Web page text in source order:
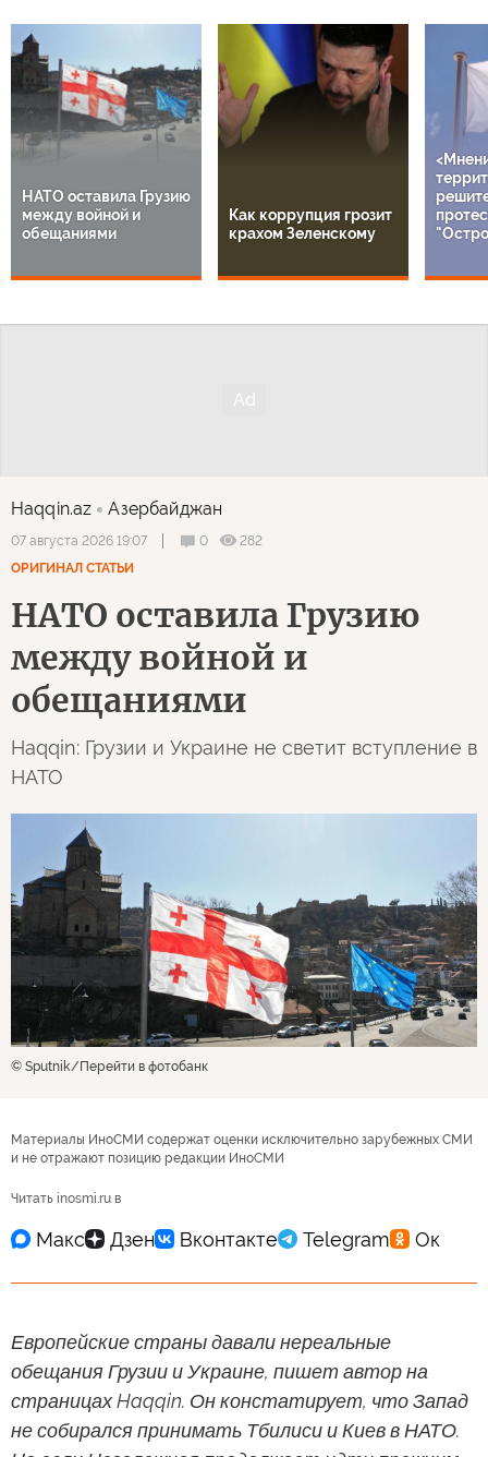
НАТО оставила Грузию
между войной и
обещаниями
Как коррупция грозит
крахом Зеленскому
Haqqin.az Азербайджан
07 августа 2026 19:07 0
282
ОРИГИНАЛ СТАТЬИ
НАТО оставила Грузию
между войной и
обещаниями
Haqqin: Грузии и Украине не светит вступление в
НАТО
© Sputnik Перейти в фотобанк
Материалы ИноСМИ содержат оценки исключительно зарубежных СМИ
и не отражают позицию редакции ИноСМИ
Читать inosmi.ru в
Европейские страны давали нереальные
обещания Грузии и Украине, пишет автор на
страницах Haqqin. Он констатирует, что Запад
не собирался принимать Тбилиси и Киев в НАТО.